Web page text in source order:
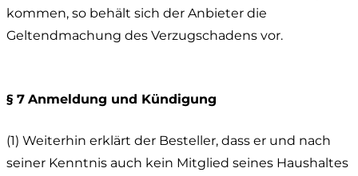
kommen, so behält sich der Anbieter die
Geltendmachung des Verzugschadens vor.
§ 7 Anmeldung und Kündigung
(1) Weiterhin erklärt der Besteller, dass er und nach
seiner Kenntnis auch kein Mitglied seines Haushaltes